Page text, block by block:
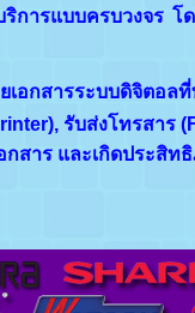
ริการแบบครบวงจร โ
ยเอกสารระบบดิจิตอ
รับส่งโทรสาร
สาร และเกิดประสิ